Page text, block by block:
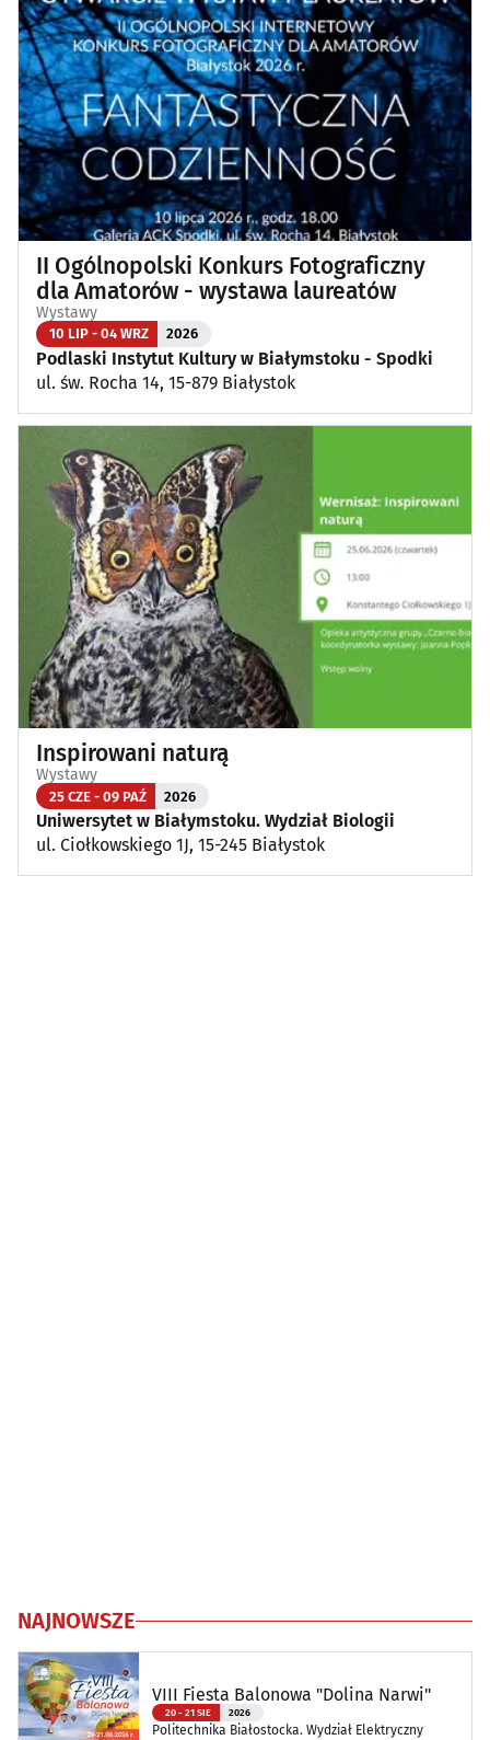
II Ogólnopolski Konkurs Fotograficzny
dla Amatorów - wystawa laureatów
Wystawy
10 LIP - 04 WRZ 2026
Podlaski Instytut Kultury w Białymstoku - Spodki
ul. św. Rocha 14, 15-879 Białystok
Inspirowani naturą
Wystawy
25 CZE - 09 PAŹ 2026
Uniwersytet w Białymstoku. Wydział Biologii
ul. Ciołkowskiego 1J, 15-245 Białystok
NAJNOWSZE
VIII Fiesta Balonowa "Dolina Narwi"
20 - 21 SIE 2026
Politechnika Białostocka. Wydział Elektryczny